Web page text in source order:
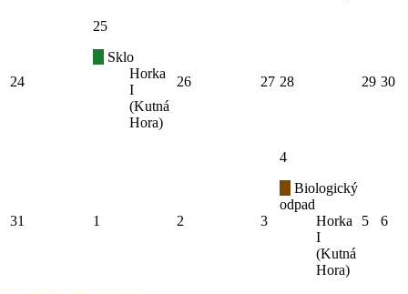
24
25
Sklo
Horka
I
(Kutná
Hora)
26 27 28 29 30
31 1 2 3
4
Biologický
odpad
Horka
I
(Kutná
Hora)
5 6